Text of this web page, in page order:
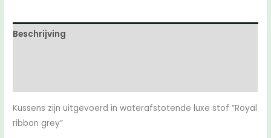
Beschrijving
Kussens zijn uitgevoerd in waterafstotende luxe stof ”Royal
ribbon grey”